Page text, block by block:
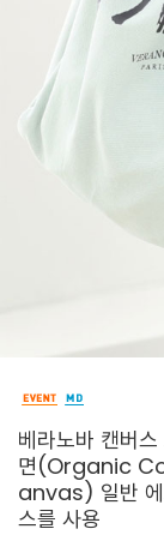
베라노바 캔버
면(Organic
anvas) 일반 에
스를 사용